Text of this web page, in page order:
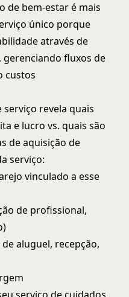
de bem-estar é mais
único porque
através de
gerenciando fluxos de
custos
revela quais
e lucro vs. quais são
de aquisição de
serviço:
vinculado a esse
de profissional,
aluguel, recepção,